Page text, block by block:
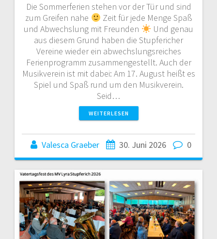
Die Sommerferien stehen vor der Tür und sind
zum Greifen nahe
Zeit für jede Menge Spaß
und Abwechslung mit Freunden
Und genau
aus diesem Grund haben die Stupfericher
Vereine wieder ein abwechslungsreiches
Ferienprogramm zusammengestellt. Auch der
Musikverein ist mit dabei: Am 17. August heißt es
Spiel und Spaß rund um den Musikverein.
Seid…
WEITERLESEN
Valesca Graeber 30. Juni 2026 0